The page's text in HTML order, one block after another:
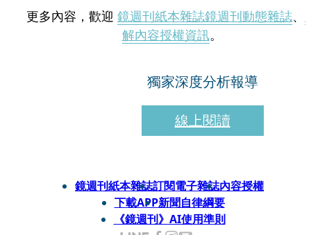
更多內容，歡迎 鏡週刊紙本雜誌鏡週刊動態雜誌、
解內容授權資訊。
獨家深度分析報導
線上閱讀
鏡週刊紙本雜誌訂閱電子雜誌內容授權
下載APP新聞自律綱要
《鏡週刊》AI使用準則